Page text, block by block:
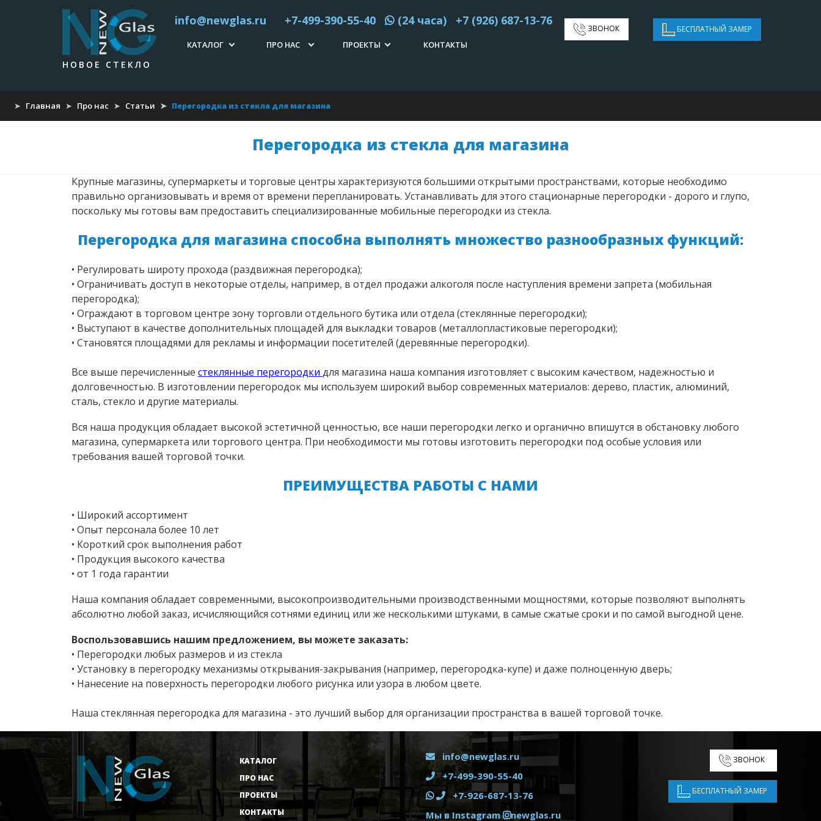
НОВОЕ СТЕКЛО
info@newglas.ru +7-499-390-55-40 (24 часа) +7 (926) 687-13-76
КАТАЛОГ
СТЕКЛЯННЫЕ
ПЕРЕГОРОДКИ
СТЕКЛЯННЫЙ
ОГРАЖДЕНИЯ
САНТЕХНИЧЕСКИЕ
ПЕРЕГОРОДКИ
ПРО НАС ПРОЕКТЫ
2015 ГОД
2016 ГОД
2017 ГОД
2018 ГОД
2019 ГОД
2020 ГОД
2023 ГОД
КОНТАКТЫ
ЗВОНОК БЕСПЛАТНЫЙ ЗАМЕР
Главная Про нас Статьи Перегородка из стекла для магазина
Перегородка из стекла для магазина
Крупные магазины, супермаркеты и торговые центры характеризуются большими открытыми пространствами, которые необходимо
правильно организовывать и время от времени перепланировать. Устанавливать для этого стационарные перегородки - дорого и глупо,
поскольку мы готовы вам предоставить специализированные мобильные перегородки из стекла.
Перегородка для магазина способна выполнять множество разнообразных функций:
• Регулировать широту прохода (раздвижная перегородка);
• Ограничивать доступ в некоторые отделы, например, в отдел продажи алкоголя после наступления времени запрета (мобильная
перегородка);
• Ограждают в торговом центре зону торговли отдельного бутика или отдела (стеклянные перегородки);
• Выступают в качестве дополнительных площадей для выкладки товаров (металлопластиковые перегородки);
• Становятся площадями для рекламы и информации посетителей (деревянные перегородки).
Все выше перечисленные стеклянные перегородки для магазина наша компания изготовляет с высоким качеством, надежностью и
долговечностью. В изготовлении перегородок мы используем широкий выбор современных материалов: дерево, пластик, алюминий,
сталь, стекло и другие материалы.
Вся наша продукция обладает высокой эстетичной ценностью, все наши перегородки легко и органично впишутся в обстановку любого
магазина, супермаркета или торгового центра. При необходимости мы готовы изготовить перегородки под особые условия или
требования вашей торговой точки.
ПРЕИМУЩЕСТВА РАБОТЫ С НАМИ
• Широкий ассортимент
• Опыт персонала более 10 лет
• Короткий срок выполнения работ
• Продукция высокого качества
• от 1 года гарантии
Наша компания обладает современными, высокопроизводительными производственными мощностями, которые позволяют выполнять
абсолютно любой заказ, исчисляющийся сотнями единиц или же несколькими штуками, в самые сжатые сроки и по самой выгодной цене.
Воспользовавшись нашим предложением, вы можете заказать:
• Перегородки любых размеров и из стекла
• Установку в перегородку механизмы открывания-закрывания (например, перегородка-купе) и даже полноценную дверь;
• Нанесение на поверхность перегородки любого рисунка или узора в любом цвете.
Наша стеклянная перегородка для магазина - это лучший выбор для организации пространства в вашей торговой точке.
КАТАЛОГ
ПРО НАС
ПРОЕКТЫ
КОНТАКТЫ
info@newglas.ru
+7-499-390-55-40
+7-926-687-13-76
Мы в Instagram
newglas.ru
ЗВОНОК
БЕСПЛАТНЫЙ ЗАМЕР